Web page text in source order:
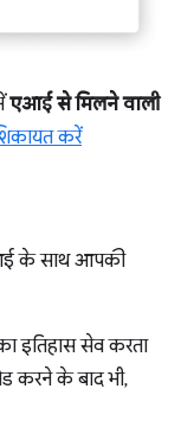
एआई से मिलने वाली
करें
के साथ आपकी
इतिहास सेव करता
करने के बाद भी,